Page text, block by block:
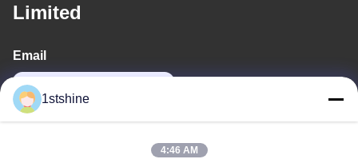
Limited
Email
1stshine
4:46 AM